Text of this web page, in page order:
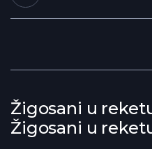
Žigosani u
Žigosani u